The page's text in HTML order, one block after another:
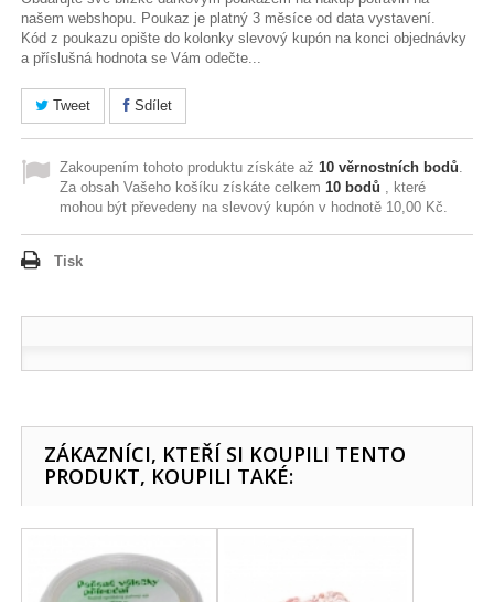
našem webshopu. Poukaz je platný 3 měsíce od data vystavení.
Kód z poukazu opište do kolonky slevový kupón na konci objednávky
a příslušná hodnota se Vám odečte...
Tweet Sdílet
Zakoupením tohoto produktu získáte až10 věrnostních bodů.
Za obsah Vašeho košíku získáte celkem10 bodů , které
mohou být převedeny na slevový kupón v hodnotě 10,00 Kč.
Tisk
ZÁKAZNÍCI, KTEŘÍ SI KOUPILI TENTO
PRODUKT, KOUPILI TAKÉ: